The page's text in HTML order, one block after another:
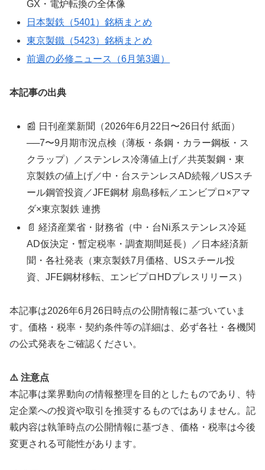
GX・電炉転換の全体像
日本製鉄（5401）銘柄まとめ
東京製鐵（5423）銘柄まとめ
前週の必修ニュース（6月第3週）
本記事の出典
📰 日刊産業新聞（2026年6月22日〜26日付 紙面）
──7〜9月期市況点検（薄板・条鋼・カラー鋼板・ス
クラップ）／ステンレス冷薄値上げ／共英製鋼・東
京製鉄の値上げ／中・台ステンレスAD続報／USスチ
ール鋼管投資／JFE鋼材 扇島移転／エンビプロ×アマ
ダ×東京製鉄 連携
📄 経済産業省・財務省（中・台Ni系ステンレス冷延
AD仮決定・暫定税率・調査期間延長）／日本経済新
聞・各社発表（東京製鉄7月価格、USスチール投
資、JFE鋼材移転、エンビプロHDプレスリリース）
本記事は2026年6月26日時点の公開情報に基づいていま
す。価格・税率・契約条件等の詳細は、必ず各社・各機関
の公式発表をご確認ください。
⚠️ 注意点
本記事は業界動向の情報整理を目的としたものであり、特
定企業への投資や取引を推奨するものではありません。記
載内容は執筆時点の公開情報に基づき、価格・税率は今後
変更される可能性があります。